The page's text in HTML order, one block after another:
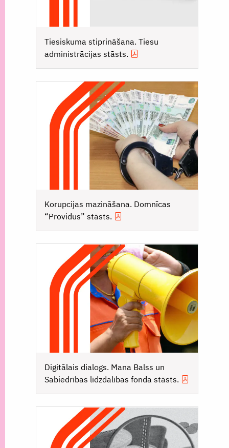
Tiesiskuma stiprināšana. Tiesu
administrācijas stāsts.
Korupcijas mazināšana. Domnīcas
“Providus” stāsts.
Digitālais dialogs. Mana Balss un
Sabiedrības līdzdalības fonda stāsts.